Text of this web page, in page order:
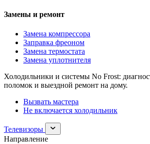
Замены и ремонт
Замена компрессора
Заправка фреоном
Замена термостата
Замена уплотнителя
Холодильники и системы No Frost:
поломок и выездной ремонт на дому.
Вызвать мастера
Не включается холодильник
Телевизоры
Раскрыть
раздел
Направление